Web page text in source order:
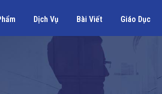
Dịch Vụ Bài Viết Giáo Dục